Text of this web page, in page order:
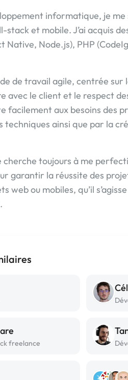
informatique, je me
et mobile. J’ai acquis
Native, Node.js), PHP
de travail agile, centrée sur
avec le client et le respect
facilement aux besoins des
techniques ainsi que par la
cherche toujours à me
garantir la réussite des
web ou mobiles, qu’il
freelance